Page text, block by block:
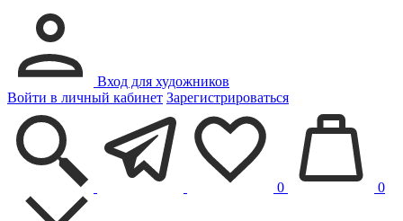
Вход для художников
Войти в личный кабинет Зарегистрироваться
0 0